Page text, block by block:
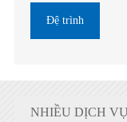
Đệ trình
NHIỀU DỊCH